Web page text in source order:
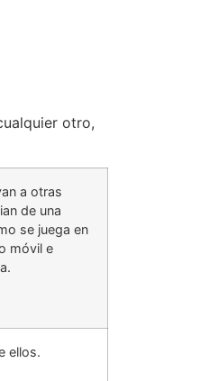
otro,
a otras
de una
se juega en
móvil e
ellos.